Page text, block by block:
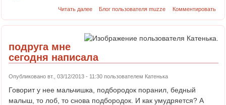
Читать далее Блог пользователя muzze Комментировать
подруга мне
сегодня написала
Опубликовано вт., 03/12/2013 - 11:30 пользователем Катенька
Говорит у нее мальчишка, подбородок поранил, бедный
малыш, то лоб, то снова подбородок. И как умудряется? А